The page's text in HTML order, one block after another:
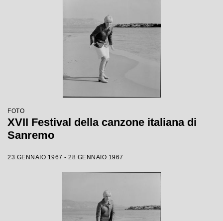
FOTO
XVII Festival della canzone italiana di
Sanremo
23 GENNAIO 1967 - 28 GENNAIO 1967